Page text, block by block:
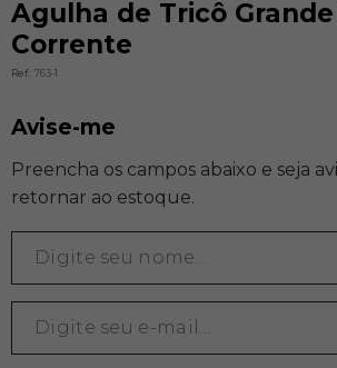
Agulha de Tricô
Corrente
Ref: 763-1